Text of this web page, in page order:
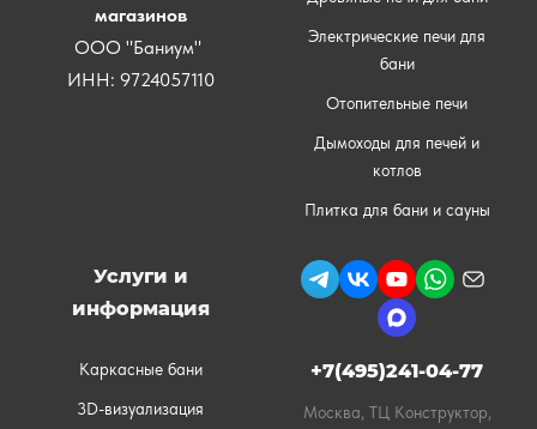
магазинов
ООО "Баниум"
ИНН: 9724057110
Электрические печи для
бани
Отопительные печи
Дымоходы для печей и
котлов
Плитка для бани и сауны
Услуги и
информация
Каркасные бани
3D-визуализация
+7(495)241-04-77
Москва, ТЦ Конструктор,